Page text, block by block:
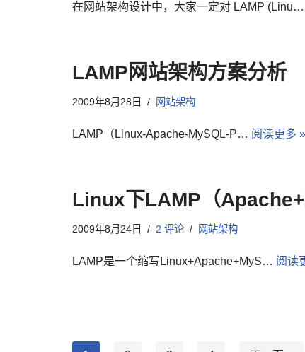
在网站架构设计中，大家一定对 LAMP (Linu…
LAMP网站架构方案分析
2009年8月28日 网站架构
LAMP（Linux-Apache-MySQL-P… 阅读更多 »
Linux下LAMP（
2009年8月24日 2 评论 网站架构
LAMP是一个缩写Linux+Apache+MyS… 阅读